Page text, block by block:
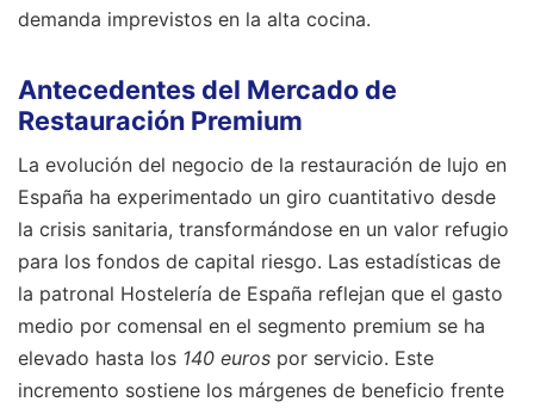
demanda imprevistos en la alta cocina.
Antecedentes del Mercado de
Restauración Premium
La evolución del negocio de la restauración de lujo en
España ha experimentado un giro cuantitativo desde
la crisis sanitaria, transformándose en un valor refugio
para los fondos de capital riesgo. Las estadísticas de
la patronal Hostelería de España reflejan que el gasto
medio por comensal en el segmento premium se ha
elevado hasta los 140 euros por servicio. Este
incremento sostiene los márgenes de beneficio frente